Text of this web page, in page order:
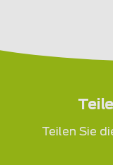
Teilen Sie